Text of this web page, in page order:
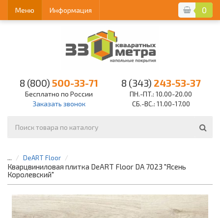
0
Меню Информация
8 (800) 500-33-71
Бесплатно по России
Заказать звонок
8 (343) 243-53-37
ПН.-ПТ.: 10.00-20.00
СБ.-ВС.: 11.00-17.00
... DeART Floor
Кварцвиниловая плитка DeART Floor DA 7023 "Ясень
Королевский"